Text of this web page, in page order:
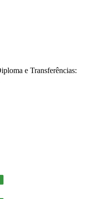
e Transferências: